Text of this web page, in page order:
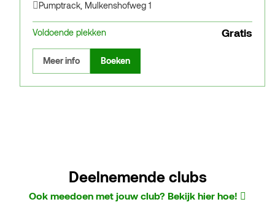
Pumptrack Mulkenshofweg 1
Voldoende plekken Gratis
Meer info Boeken
Deelnemende clubs
Ook meedoen met jouw club? Bekijk hier hoe!